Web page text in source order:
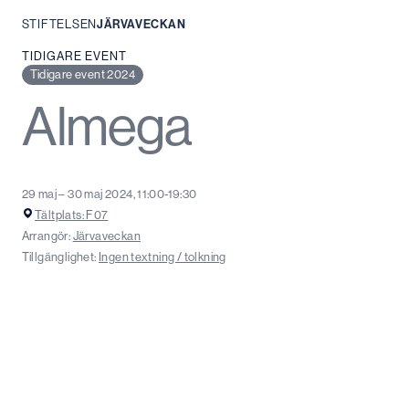
Hoppa
innehåll
STIFTELSENJÄRVAVECKAN
TIDIGARE EVENT
Tidigare event 2024
Almega
29 maj – 30 maj 2024, 11:00-19:30
Tältplats: F07
Arrangör:Järvaveckan
Tillgänglighet: Ingen textning / tolkning